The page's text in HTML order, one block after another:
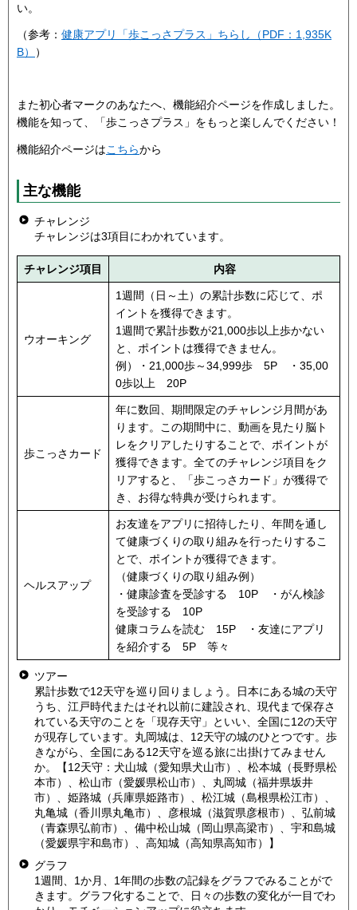
い。
（参考： 健康アプリ「歩こっさプラス」ちらし（PDF：1,935K
B）
）
また初心者マークのあなたへ、機能紹介ページを作成しました。
機能を知って、「歩こっさプラス」をもっと楽しんでください！
機能紹介ページはこちらから
主な機能
チャレンジ
チャレンジは3項目にわかれています。
チャレンジ項目 内容
ウオーキング
1週間（日～土）の累計歩数に応じて、ポ
イントを獲得できます。
1週間で累計歩数が21,000歩以上歩かない
と、ポイントは獲得できません。
例）・21,000歩～34,999歩 5P ・35,00
0歩以上 20P
歩こっさカード
年に数回、期間限定のチャレンジ月間があ
ります。この期間中に、動画を見たり脳ト
レをクリアしたりすることで、ポイントが
獲得できます。全てのチャレンジ項目をク
リアすると、「歩こっさカード」が獲得で
き、お得な特典が受けられます。
ヘルスアップ
お友達をアプリに招待したり、年間を通し
て健康づくりの取り組みを行ったりするこ
とで、ポイントが獲得できます。
（健康づくりの取り組み例）
・健康診査を受診する 10P ・がん検診
を受診する 10P
健康コラムを読む 15P ・友達にアプリ
を紹介する 5P 等々
ツアー
累計歩数で12天守を巡り回りましょう。日本にある城の天守
うち、江戸時代またはそれ以前に建設され、現代まで保存さ
れている天守のことを「現存天守」といい、全国に12の天守
が現存しています。丸岡城は、12天守の城のひとつです。歩
きながら、全国にある12天守を巡る旅に出掛けてみません
か。【12天守：犬山城（愛知県犬山市）、松本城（長野県松
本市）、松山市（愛媛県松山市）、丸岡城（福井県坂井
市）、姫路城（兵庫県姫路市）、松江城（島根県松江市）、
丸亀城（香川県丸亀市）、彦根城（滋賀県彦根市）、弘前城
（青森県弘前市）、備中松山城（岡山県高梁市）、宇和島城
（愛媛県宇和島市）、高知城（高知県高知市）】
グラフ
1週間、1か月、1年間の歩数の記録をグラフでみることがで
きます。グラフ化することで、日々の歩数の変化が一目でわ